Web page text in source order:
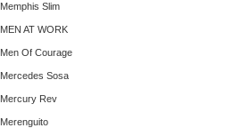
Memphis Slim
MEN AT WORK
Men Of Courage
Mercedes Sosa
Mercury Rev
Merenguito